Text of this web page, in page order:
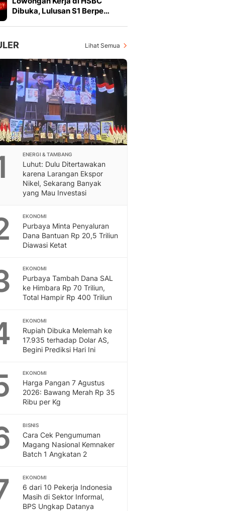
Dibuka, Lulusan S1 Berpe…
Lihat Semua
ENERGI & TAMBANG
Luhut: Dulu Ditertawakan
karena Larangan Ekspor
Nikel, Sekarang Banyak
yang Mau Investasi
EKONOMI
Purbaya Minta Penyaluran
Dana Bantuan Rp 20,5 Triliun
Diawasi Ketat
EKONOMI
Purbaya Tambah Dana SAL
ke Himbara Rp 70 Triliun,
Total Hampir Rp 400 Triliun
EKONOMI
Rupiah Dibuka Melemah ke
17.935 terhadap Dolar AS,
Begini Prediksi Hari Ini
EKONOMI
Harga Pangan 7 Agustus
2026: Bawang Merah Rp 35
Ribu per Kg
BISNIS
Cara Cek Pengumuman
Magang Nasional Kemnaker
Batch 1 Angkatan 2
EKONOMI
6 dari 10 Pekerja Indonesia
Masih di Sektor Informal,
BPS Ungkap Datanya